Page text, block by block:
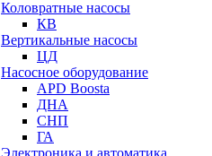
Коловратные насосы
КВ
Вертикальные насосы
ЦД
Насосное оборудование
APD Boosta
ДНА
СНП
ГА
Электроника и автоматика